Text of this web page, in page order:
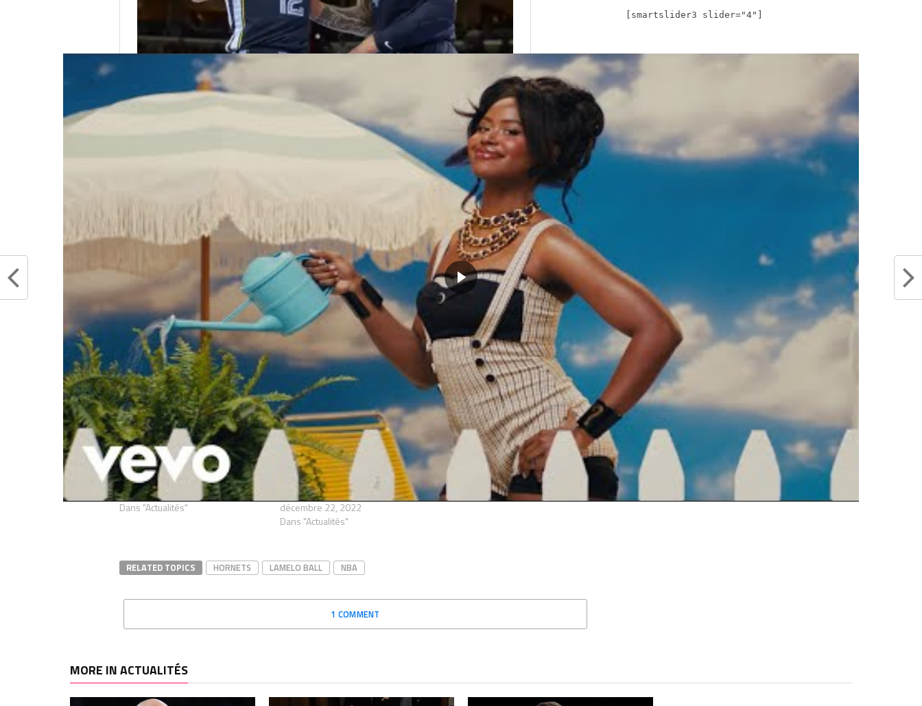
Partager :
Articles similaires
LaMelo Ball se re-blesse à sa
cheville déjà touchée…
novembre 17, 2022
Dans "Actualités"
Enfin une bonne nouvelle pour les
Hornets ! LaMelo Ball est de retour
et il semble plutôt en forme
décembre 22, 2022
Dans "Actualités"
Lamelo Ball souhaite rester à
Charlotte
avril 15, 2025
Dans "Actualités"
RELATED TOPICS HORNETS LAMELO BALL NBA
1 COMMENT
[smartslider3 slider="4"]
MORE IN ACTUALITÉS